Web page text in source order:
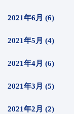
2021年6月 (6)
2021年5月 (4)
2021年4月 (6)
2021年3月 (5)
2021年2月 (2)